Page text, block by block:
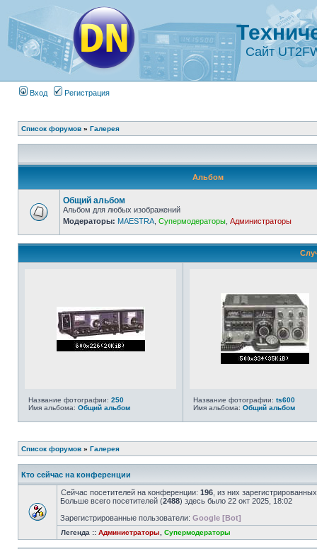
Сайт
Вход Регистрация
Список форумов » Галерея
Альбом
Общий альбом
Альбом для любых изображений
Модераторы: MAESTRA Супермодераторы Администраторы
Название фотографии: 250
Имя альбома: Общий альбом
Название фотографии: ts600
Имя альбома: Общий альбом
Список форумов » Галерея
Кто сейчас на конференции
Сейчас посетителей на конференции: 196 , из них
Больше всего посетителей (2488) здесь было 22 окт 2025, 18:02
Зарегистрированные пользователи: Google [Bot]
Легенда :: Администраторы Супермодераторы